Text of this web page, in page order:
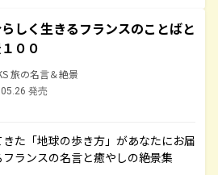
しく生きるフランスのことばと
００
旅の名言＆絶景
発売
た「地球の歩き方」があなたにお届
ランスの名言と癒やしの絶景集